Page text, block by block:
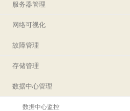
服务器管理
网络可视化
故障管理
存储管理
数据中心管理
数据中心监控